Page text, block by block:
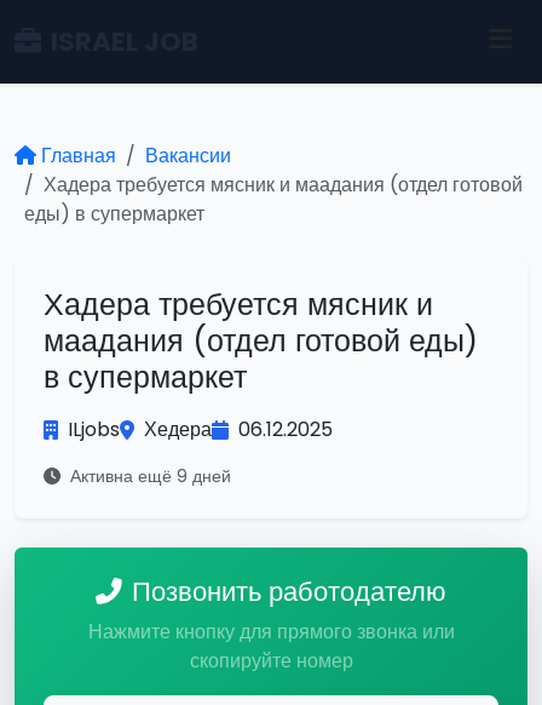
Главная
Вакансии
Хадера требуется мясник и маадания (отдел готовой
еды) в супермаркет
Хадера требуется мясник и
маадания (отдел готовой еды)
в супермаркет
ILjobs Хедера 06.12.2025
Активна ещё 9 дней
Позвонить работодателю
Нажмите кнопку для прямого звонка или
скопируйте номер